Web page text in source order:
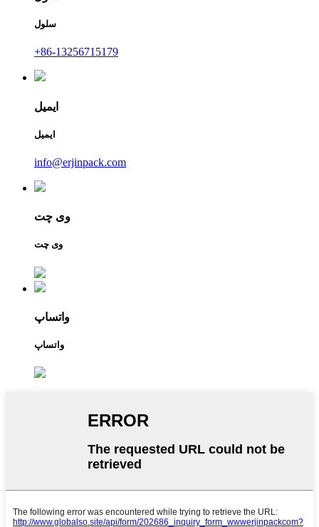
سلول
+86-13256715179
ایمیل
ایمیل
info@erjinpack.com
وی چت
وی چت
واتساپ
واتساپ